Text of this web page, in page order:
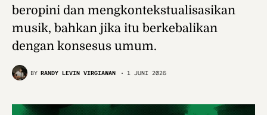
beropini dan mengkontekstualisasikan
musik, bahkan jika itu berkebalikan
dengan konsesus umum.
BY RANDY LEVIN VIRGIAWAN 1 JUNI 2026